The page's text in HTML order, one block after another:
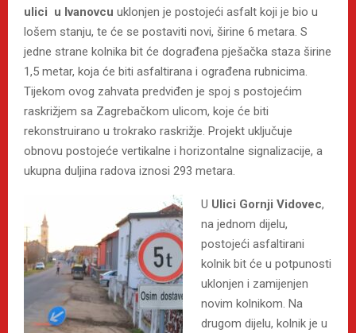
ulici u Ivanovcu uklonjen je postojeći asfalt koji je bio u
lošem stanju, te će se postaviti novi, širine 6 metara. S
jedne strane kolnika bit će dograđena pješačka staza širine
1,5 metar, koja će biti asfaltirana i ograđena rubnicima.
Tijekom ovog zahvata predviđen je spoj s postojećim
raskrižjem sa Zagrebačkom ulicom, koje će biti
rekonstruirano u trokrako raskrižje. Projekt uključuje
obnovu postojeće vertikalne i horizontalne signalizacije, a
ukupna duljina radova iznosi 293 metara.
U Ulici Gornji Vidovec,
na jednom dijelu,
postojeći asfaltirani
kolnik bit će u potpunosti
uklonjen i zamijenjen
novim kolnikom. Na
drugom dijelu, kolnik je u